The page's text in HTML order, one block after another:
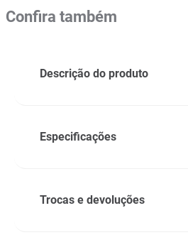
Confira também
Descrição do produto
Especificações
Trocas e devoluções